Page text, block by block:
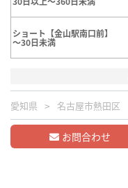
ショート【金山駅南口前】
～30日未満
愛知県 名古屋市熱田区
お問合わせ